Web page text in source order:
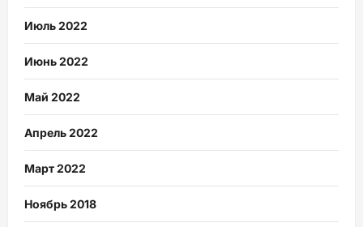
Июль 2022
Июнь 2022
Май 2022
Апрель 2022
Март 2022
Ноябрь 2018